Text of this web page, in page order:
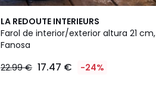
LA REDOUTE INTERIEURS
Farol de interior/exterior altura 21 cm,
Fanosa
22.99 € 17.47 € -24%
3,8
/ 5
4
Colores